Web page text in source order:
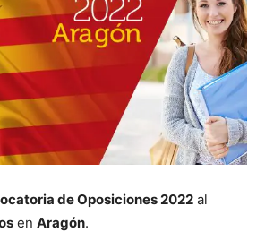
de Oposiciones 2022 al
en Aragón.